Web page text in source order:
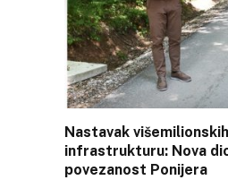
Nastavak
infrastrukturu: Nova
povezanost Ponijera